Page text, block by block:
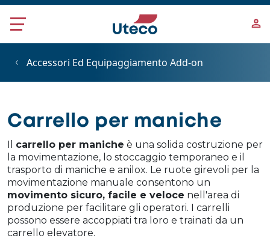
Salta al contenuto principale
Accessori Ed Equipaggiamento Add-on
Carrello per maniche
Il carrello per maniche è una solida costruzione per
la movimentazione, lo stoccaggio temporaneo e il
trasporto di maniche e anilox. Le ruote girevoli per la
movimentazione manuale consentono un
movimento sicuro, facile e veloce nell'area di
produzione per facilitare gli operatori. I carrelli
possono essere accoppiati tra loro e trainati da un
carrello elevatore.